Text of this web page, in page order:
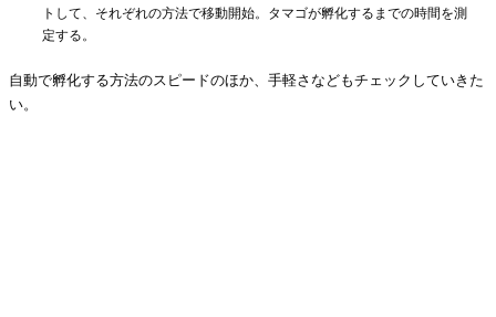
トして、それぞれの方法で移動開始。タマゴが孵化するまでの時間を測
定する。
自動で孵化する方法のスピードのほか、手軽さなどもチェックしていきた
い。